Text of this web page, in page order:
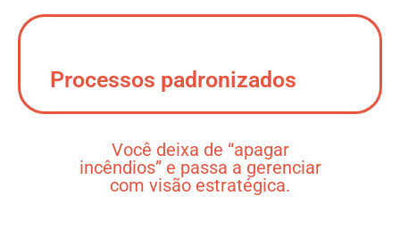
Processos padronizados
Você deixa de “apagar
incêndios” e passa a gerenciar
com visão estratégica.